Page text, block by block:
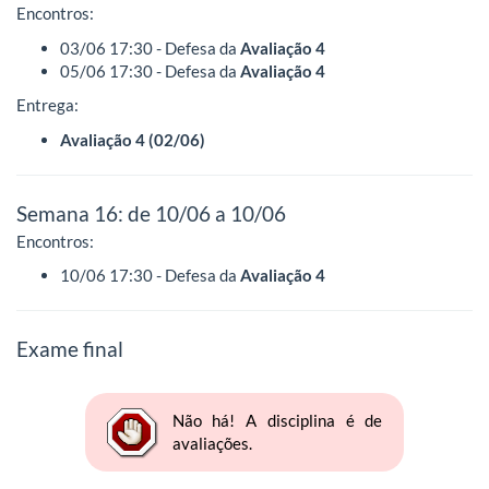
Encontros:
03/06 17:30 - Defesa da Avaliação 4
05/06 17:30 - Defesa da Avaliação 4
Entrega:
Avaliação 4 (02/06)
Semana 16: de 10/06 a 10/06
Encontros:
10/06 17:30 - Defesa da Avaliação 4
Exame final
Não há! A disciplina é de
avaliações.